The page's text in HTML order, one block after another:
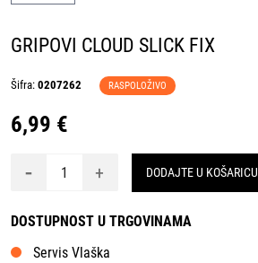
GRIPOVI CLOUD SLICK FIX
Šifra: 0207262 RASPOLOŽIVO
6,99 €
- + DODAJTE U KOŠARICU
DOSTUPNOST U TRGOVINAMA
Servis Vlaška